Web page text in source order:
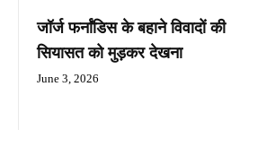
जॉर्ज फर्नांडिस के बहाने विवादों की
सियासत को मुड़कर देखना
June 3, 2026